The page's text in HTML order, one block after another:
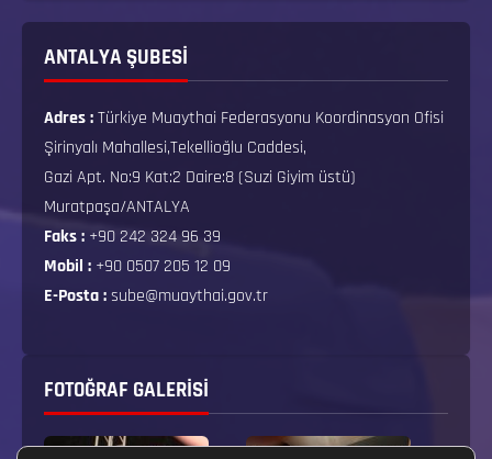
ANTALYA ŞUBESİ
Adres :Türkiye Muaythai Federasyonu Koordinasyon Ofisi
Şirinyalı Mahallesi,Tekellioğlu Caddesi,
Gazi Apt. No:9 Kat:2 Daire:8 (Suzi Giyim üstü)
Muratpaşa/ANTALYA
Faks : +90 242 324 96 39
Mobil : +90 0507 205 12 09
E-Posta :sube@muaythai.gov.tr
FOTOĞRAF GALERISI